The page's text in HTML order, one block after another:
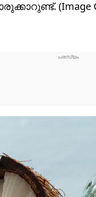
(Image